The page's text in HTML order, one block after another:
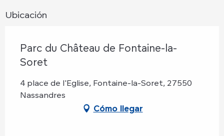
Ubicación
Parc du Château de Fontaine-la-
Soret
4 place de l'Eglise, Fontaine-la-Soret, 27550
Nassandres
Cómo llegar